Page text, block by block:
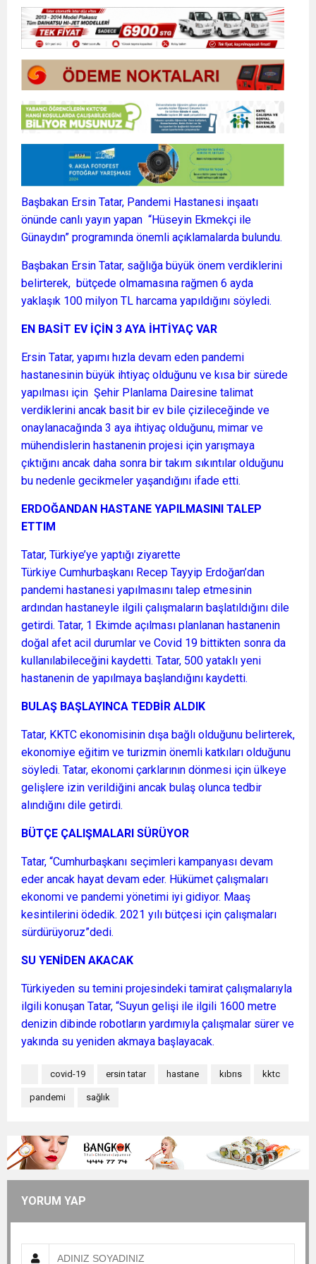
Başbakan Ersin Tatar, Pandemi Hastanesi inşaatı
önünde canlı yayın yapan “Hüseyin Ekmekçi ile
Günaydın” programında önemli açıklamalarda bulundu.
Başbakan Ersin Tatar, sağlığa büyük önem verdiklerini
belirterek, bütçede olmamasına rağmen 6 ayda
yaklaşık 100 milyon TL harcama yapıldığını söyledi.
EN BASİT EV İÇİN 3 AYA İHTİYAÇ VAR
Ersin Tatar, yapımı hızla devam eden pandemi
hastanesinin büyük ihtiyaç olduğunu ve kısa bir sürede
yapılması için Şehir Planlama Dairesine talimat
verdiklerini ancak basit bir ev bile çizileceğinde ve
onaylanacağında 3 aya ihtiyaç olduğunu, mimar ve
mühendislerin hastanenin projesi için yarışmaya
çıktığını ancak daha sonra bir takım sıkıntılar olduğunu
bu nedenle gecikmeler yaşandığını ifade etti.
ERDOĞANDAN HASTANE YAPILMASINI TALEP
ETTIM
Tatar, Türkiye’ye yaptığı ziyarette
Türkiye Cumhurbaşkanı Recep Tayyip Erdoğan’dan
pandemi hastanesi yapılmasını talep etmesinin
ardından hastaneyle ilgili çalışmaların başlatıldığını dile
getirdi. Tatar, 1 Ekimde açılması planlanan hastanenin
doğal afet acil durumlar ve Covid 19 bittikten sonra da
kullanılabileceğini kaydetti. Tatar, 500 yataklı yeni
hastanenin de yapılmaya başlandığını kaydetti.
BULAŞ BAŞLAYINCA TEDBİR ALDIK
Tatar, KKTC ekonomisinin dışa bağlı olduğunu belirterek,
ekonomiye eğitim ve turizmin önemli katkıları olduğunu
söyledi. Tatar, ekonomi çarklarının dönmesi için ülkeye
gelişlere izin verildiğini ancak bulaş olunca tedbir
alındığını dile getirdi.
BÜTÇE ÇALIŞMALARI SÜRÜYOR
Tatar, “Cumhurbaşkanı seçimleri kampanyası devam
eder ancak hayat devam eder. Hükümet çalışmaları
ekonomi ve pandemi yönetimi iyi gidiyor. Maaş
kesintilerini ödedik. 2021 yılı bütçesi için çalışmaları
sürdürüyoruz”dedi.
SU YENİDEN AKACAK
Türkiyeden su temini projesindeki tamirat çalışmalarıyla
ilgili konuşan Tatar, “Suyun gelişi ile ilgili 1600 metre
denizin dibinde robotların yardımıyla çalışmalar sürer ve
yakında su yeniden akmaya başlayacak.
covid-19 ersin tatar hastane kıbrıs kktc
pandemi sağlık
YORUM YAP